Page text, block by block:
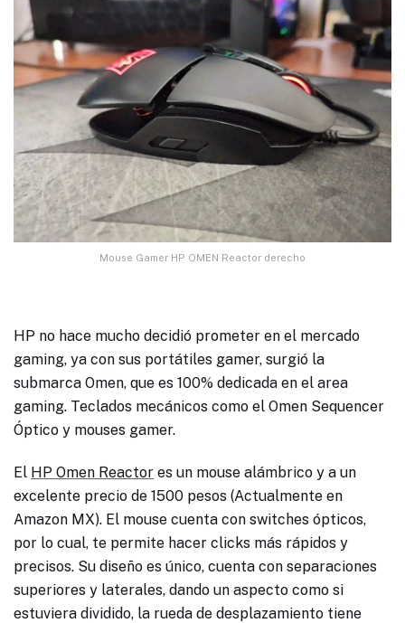
Mouse Gamer HP OMEN Reactor derecho
HP no hace mucho decidió prometer en el mercado
gaming, ya con sus portátiles gamer, surgió la
submarca Omen, que es 100% dedicada en el area
gaming. Teclados mecánicos como el Omen Sequencer
Óptico y mouses gamer.
El HP Omen Reactor es un mouse alámbrico y a un
excelente precio de 1500 pesos (Actualmente en
Amazon MX). El mouse cuenta con switches ópticos,
por lo cual, te permite hacer clicks más rápidos y
precisos. Su diseño es único, cuenta con separaciones
superiores y laterales, dando un aspecto como si
estuviera dividido, la rueda de desplazamiento tiene